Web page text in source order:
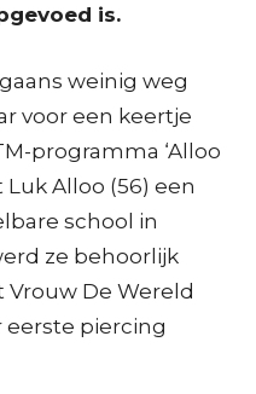
is.
weinig weg
voor een keertje
programma ‘Alloo
Alloo (56) een
school in
ze behoorlijk
Vrouw De Wereld
eerste piercing